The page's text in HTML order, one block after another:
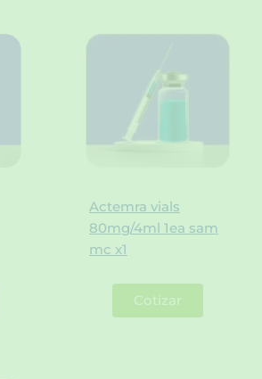
Actemra vials
80mg/4ml 1ea sam
mc x1
Cotizar